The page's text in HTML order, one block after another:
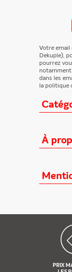
PRIX
Loisirs/
TV/Vie
Presse
À
Qui
Offres
Nos
Votre email
Dekuple),
pourrez
dans les
la politique